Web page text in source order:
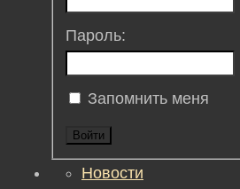
Пароль:
Запомнить меня
Войти
Новости